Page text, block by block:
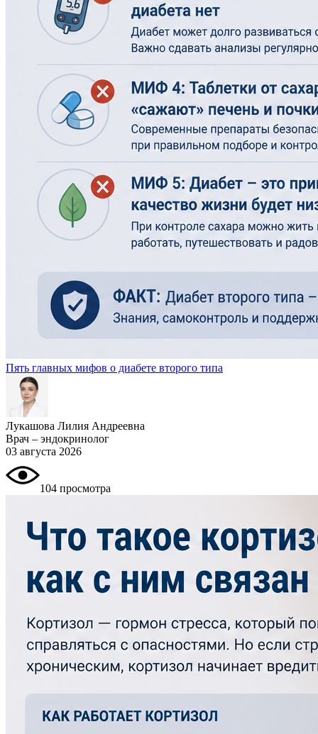
Пять главных мифов о диабете второго типа
Лукашова Лилия Андреевна
Врач – эндокринолог
03 августа 2026
104 просмотра